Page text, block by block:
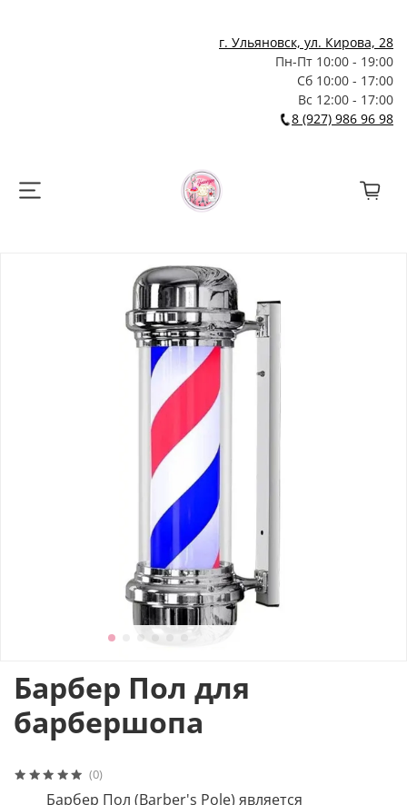
г. Ульяновск, ул. Кирова, 28
Пн-Пт 10:00 - 19:00
Сб 10:00 - 17:00
Вс 12:00 - 17:00
8 (927) 986 96 98
(0)
Барбер Пол для
барбершопа
Барбер Пол (Barber's Pole) является